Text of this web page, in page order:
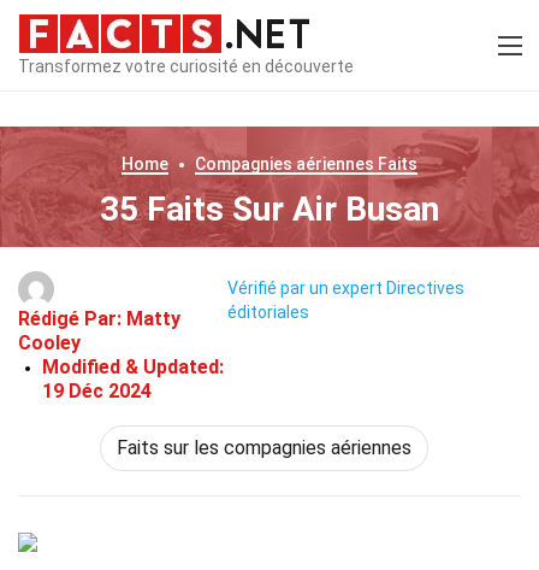
Transformez votre curiosité en découverte
Home Compagnies aériennes Faits
35 Faits Sur Air Busan
Rédigé Par: Matty
Cooley
Modified & Updated:
19 Déc 2024
Vérifié par un expert Directives
éditoriales
Faits sur les compagnies aériennes